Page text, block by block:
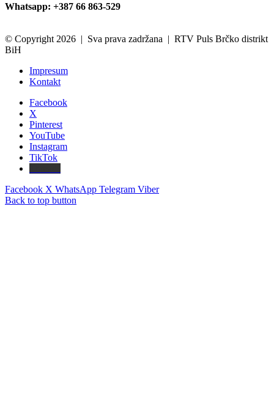
Whatsapp: +387 66 863-529
© Copyright 2026 | Sva prava zadržana | RTV Puls Brčko distrikt
BiH
Impresum
Kontakt
Facebook
X
Pinterest
YouTube
Instagram
TikTok
Facebook X WhatsApp Telegram Viber
Back to top button